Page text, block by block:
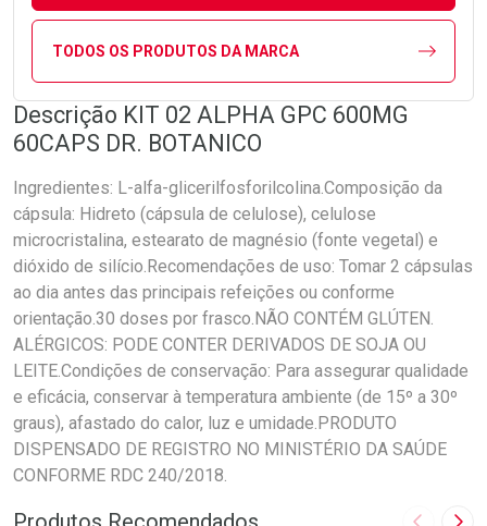
TODOS OS PRODUTOS DA MARCA
Descrição KIT 02 ALPHA GPC 600MG
60CAPS DR. BOTANICO
Ingredientes: L-alfa-glicerilfosforilcolina.Composição da
cápsula: Hidreto (cápsula de celulose), celulose
microcristalina, estearato de magnésio (fonte vegetal) e
dióxido de silício.Recomendações de uso: Tomar 2 cápsulas
ao dia antes das principais refeições ou conforme
orientação.30 doses por frasco.NÃO CONTÉM GLÚTEN.
ALÉRGICOS: PODE CONTER DERIVADOS DE SOJA OU
LEITE.Condições de conservação: Para assegurar qualidade
e eficácia, conservar à temperatura ambiente (de 15º a 30º
graus), afastado do calor, luz e umidade.PRODUTO
DISPENSADO DE REGISTRO NO MINISTÉRIO DA SAÚDE
CONFORME RDC 240/2018.